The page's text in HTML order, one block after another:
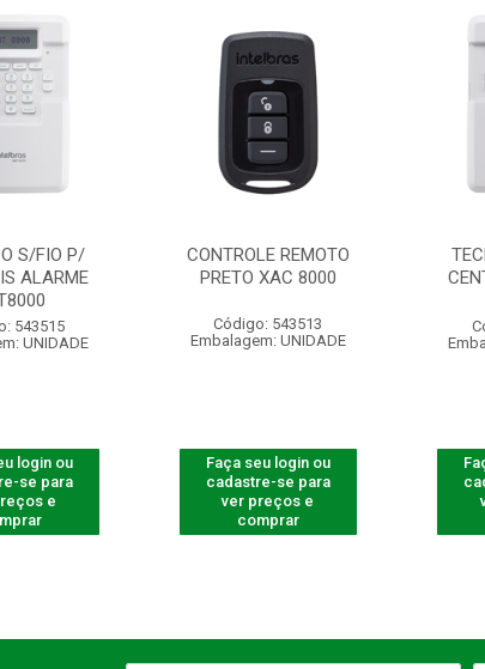
S/FIO P/
ALARME
543515
UNIDADE
login ou
se para
e
CONTROLE REMOTO
PRETO XAC 8000
Código: 543513
Embalagem: UNIDADE
Faça seu login ou
cadastre-se para
ver preços e
comprar